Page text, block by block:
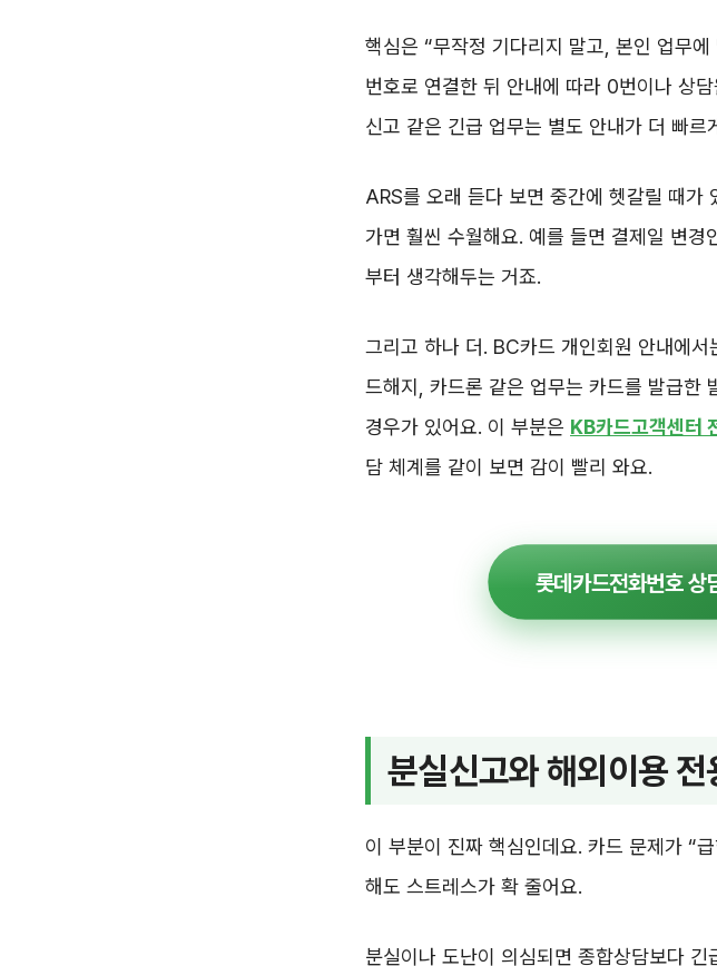
핵심은 “무작정 기다리지 말고, 본인 업무
번호로 연결한 뒤 안내에 따라 0번이나 상
신고 같은 긴급 업무는 별도 안내가 더 빠르
ARS를 오래 듣다 보면 중간에 헷갈릴 때가
가면 훨씬 수월해요. 예를 들면 결제일 변
부터 생각해두는 거죠.
그리고 하나 더. BC카드 개인회원 안내에
드해지, 카드론 같은 업무는 카드를 발급한
경우가 있어요. 이 부분은 KB카드고객센터
담 체계를 같이 보면 감이 빨리 와요.
롯데카드전화번호 상
분실신고와 해외이용 전
이 부분이 진짜 핵심인데요. 카드 문제가 “
해도 스트레스가 확 줄어요.
분실이나 도난이 의심되면 종합상담보다